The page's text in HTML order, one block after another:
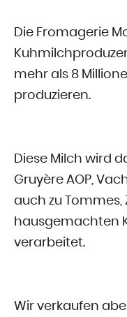
Die Fromagerie
mehr als 8
produzieren.
Diese Milch wird
Gruyère AOP,
auch zu
hausgemachten
verarbeitet.
Wir verkaufen